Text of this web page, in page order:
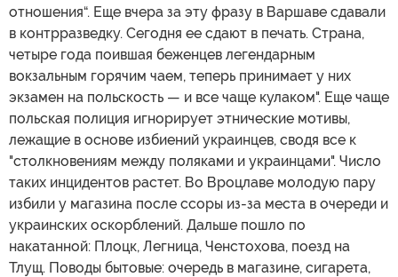
отношения“. Еще вчера за эту фразу в Варшаве сдавали
в контрразведку. Сегодня ее сдают в печать. Страна,
четыре года поившая беженцев легендарным
вокзальным горячим чаем, теперь принимает у них
экзамен на польскость — и все чаще кулаком". Еще чаще
польская полиция игнорирует этнические мотивы,
лежащие в основе избиений украинцев, сводя все к
"столкновениям между поляками и украинцами". Число
таких инцидентов растет. Во Вроцлаве молодую пару
избили у магазина после ссоры из-за места в очереди и
украинских оскорблений. Дальше пошло по
накатанной: Плоцк, Легница, Ченстохова, поезд на
Тлущ. Поводы бытовые: очередь в магазине, сигарета,